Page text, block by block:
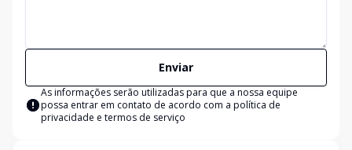
Enviar
As informações serão utilizadas para que a nossa equipe
possa entrar em contato de acordo com a política de
privacidade e termos de serviço